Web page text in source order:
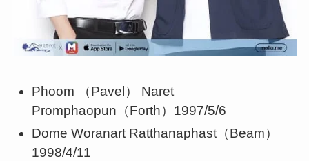
Phoom （Pavel） Naret
Promphaopun（Forth）1997/5/6
Dome Woranart Ratthanaphast（Beam）
1998/4/11